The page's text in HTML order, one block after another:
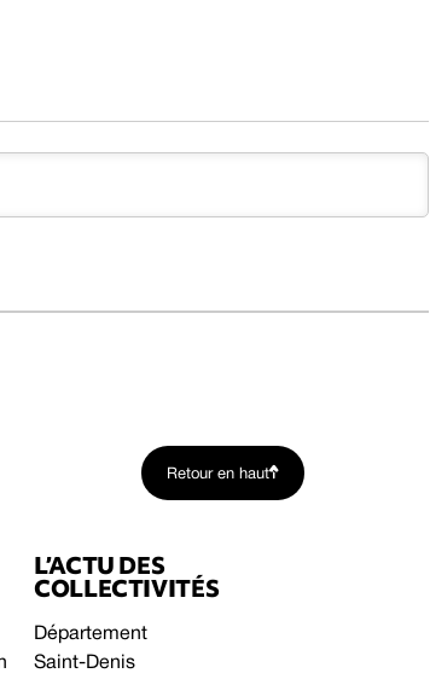
Retour en haut
L’ACTU DES
COLLECTIVITÉS
Département
Saint-Denis